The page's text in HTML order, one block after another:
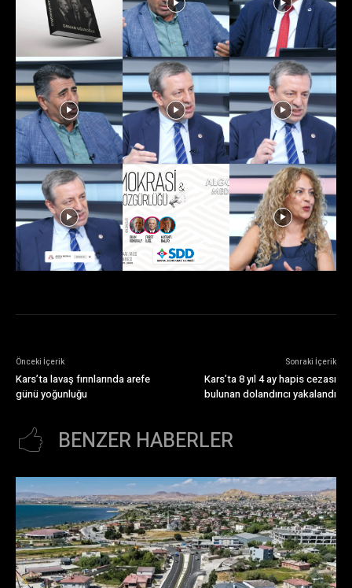
Önceki İçerik
Kars’ta lavaş fırınlarında arefe
günü yoğunluğu
Sonraki İçerik
Kars’ta 8 yıl 4 ay hapis cezası
bulunan dolandırıcı yakalandı
BENZER HABERLER